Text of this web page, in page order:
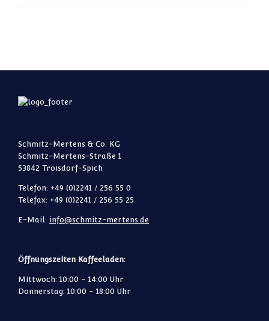
Schmitz-Mertens & Co. KG
Schmitz-Mertens-Straße 1
53842 Troisdorf-Spich
Telefon: +49 (0)2241 / 256 55 0
Telefax: +49 (0)2241 / 256 55 25
E-Mail: info@schmitz-mertens.de
Öffnungszeiten Kaffeeladen:
Mittwoch: 10:00 – 14:00 Uhr
Donnerstag: 10:00 – 18:00 Uhr